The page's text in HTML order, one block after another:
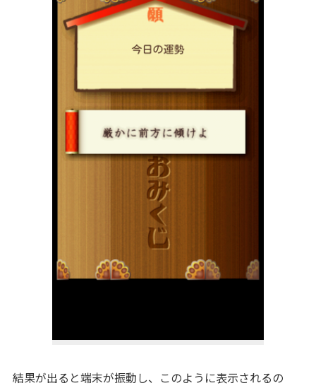
結果が出ると端末が振動し、このように表示されるの